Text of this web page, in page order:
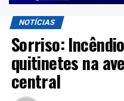
NOTÍCIAS
Sorriso:
quitinetes na
central